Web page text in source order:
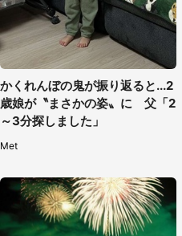
かくれんぼの鬼が振り返ると...2
歳娘が〝まさかの姿〟に 父「2
～3分探しました」
Met